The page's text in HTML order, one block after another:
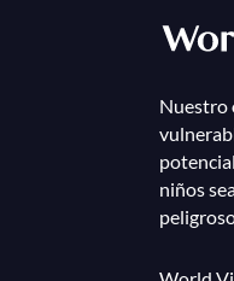
Nuestro
niños